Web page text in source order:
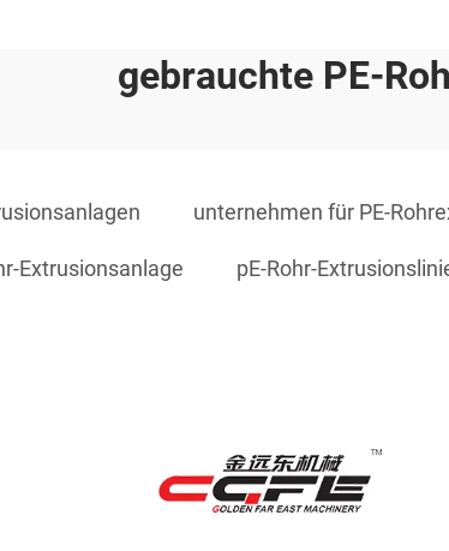
gebrauchte PE-
unternehmen für PE-
Extrusionsanlage pE-Rohr-